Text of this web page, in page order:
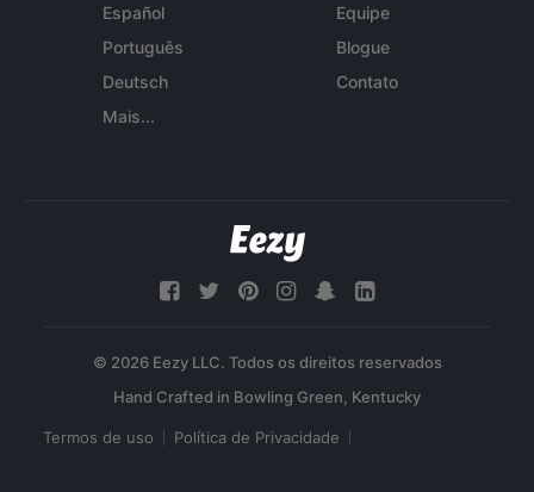
Español
Português
Deutsch
Mais...
Equipe
Blogue
Contato
© 2026 Eezy LLC. Todos os direitos reservados
Termos de uso Política de Privacidade